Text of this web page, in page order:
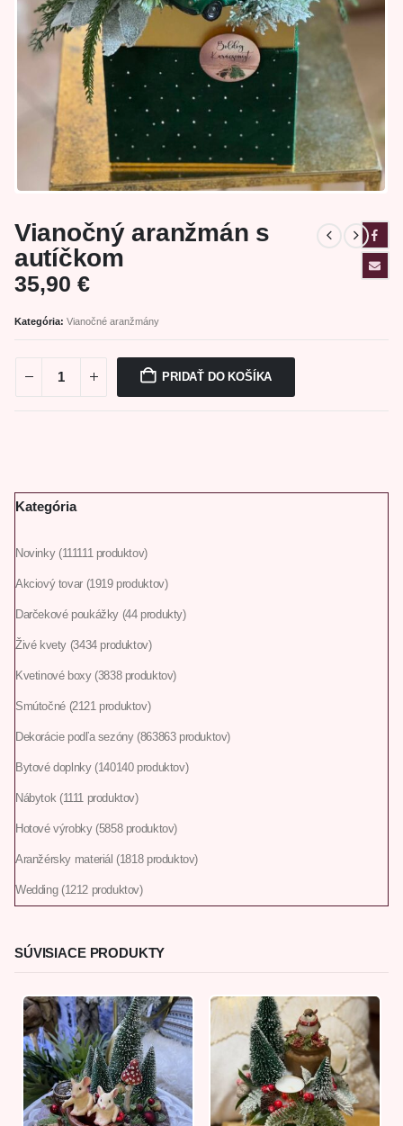
Vianočný aranžmán s
autíčkom
35,90 €
Kategória: Vianočné aranžmány
PRIDAŤ DO KOŠÍKA
Kategória
Novinky 111111 produktov
Akciový tovar 1919 produktov
Darčekové poukážky 44 produkty
Živé kvety 3434 produktov
Kvetinové boxy 3838 produktov
Smútočné 2121 produktov
Dekorácie podľa sezóny 863863 produktov
Bytové doplnky 140140 produktov
Nábytok 1111 produktov
Hotové výrobky 5858 produktov
Aranžérsky materiál 1818 produktov
Wedding 1212 produktov
SÚVISIACE PRODUKTY